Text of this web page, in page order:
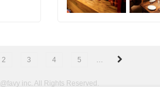
2 3 4 5 …
@favy inc. All Rights Reserved.